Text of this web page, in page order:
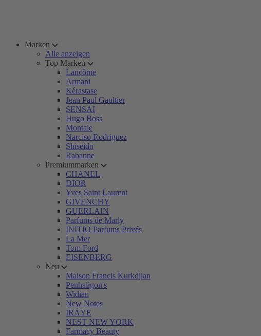
Marken
Alle anzeigen
Top Marken
Lancôme
Armani
Kérastase
Jean Paul Gaultier
SENSAI
Hugo Boss
Montale
Narciso Rodriguez
Shiseido
Rabanne
Premiummarken
CHANEL
DIOR
Yves Saint Laurent
GIVENCHY
GUERLAIN
Parfums de Marly
INITIO Parfums Privés
La Mer
Tom Ford
EISENBERG
Neu
Maison Francis Kurkdjian
Penhaligon's
Widian
New Notes
IRÄYE
NEST NEW YORK
Farmacy Beauty